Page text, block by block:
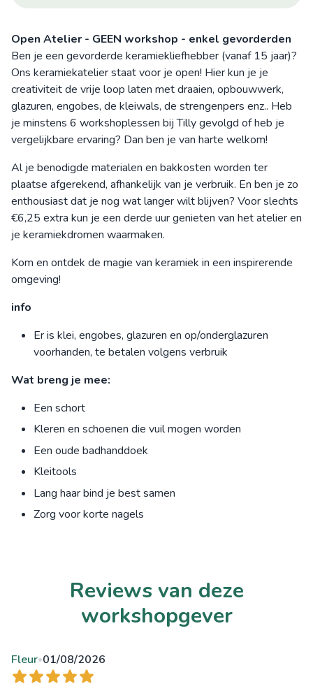
Open Atelier - GEEN workshop - enkel gevorderden
Ben je een gevorderde keramiekliefhebber (vanaf 15 jaar)?
Ons keramiekatelier staat voor je open! Hier kun je je
creativiteit de vrije loop laten met draaien, opbouwwerk,
glazuren, engobes, de kleiwals, de strengenpers enz.. Heb
je minstens 6 workshoplessen bij Tilly gevolgd of heb je
vergelijkbare ervaring? Dan ben je van harte welkom!
Al je benodigde materialen en bakkosten worden ter
plaatse afgerekend, afhankelijk van je verbruik. En ben je zo
enthousiast dat je nog wat langer wilt blijven? Voor slechts
€6,25 extra kun je een derde uur genieten van het atelier en
je keramiekdromen waarmaken.
Kom en ontdek de magie van keramiek in een inspirerende
omgeving!
info
Er is klei, engobes, glazuren en op/onderglazuren
voorhanden, te betalen volgens verbruik
Wat breng je mee:
Een schort
Kleren en schoenen die vuil mogen worden
Een oude badhanddoek
Kleitools
Lang haar bind je best samen
Zorg voor korte nagels
Reviews van deze
workshopgever
Fleur•01/08/2026